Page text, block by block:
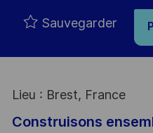
Sauvegarder
Lieu : Brest, France
Construisons